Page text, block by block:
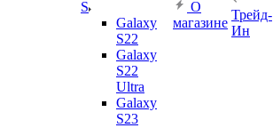
S
Galaxy
S22
Galaxy
S22
Ultra
Galaxy
S23
О
магазине
Трейд-
Ин